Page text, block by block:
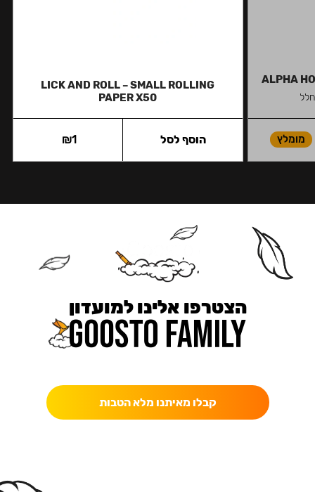
ALPHA
מומלץ
LICK AND ROLL – SMALL ROLLING
PAPER X50
₪1 הוסף לסל
הצטרפו אלינו למועדון
קבלו מאיתנו מלא הטבות